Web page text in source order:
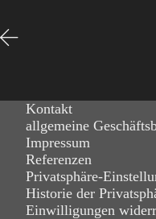
Kontakt
allgemeine
Impressum
Referenzen
Privatsphäre-
Historie der
Einwilligungen